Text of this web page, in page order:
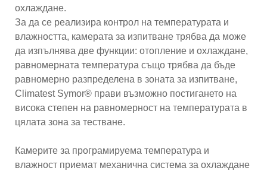
охлаждане.
За да се реализира контрол на температурата и
влажността, камерата за изпитване трябва да може
да изпълнява две функции: отопление и охлаждане,
равномерната температура също трябва да бъде
равномерно разпределена в зоната за изпитване,
Climatest Symor® прави възможно постигането на
висока степен на равномерност на температурата в
цялата зона за тестване.
Камерите за програмируема температура и
влажност приемат механична система за охлаждане